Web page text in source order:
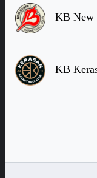
KB New
KB